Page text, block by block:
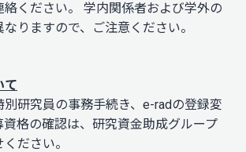
絡ください。 学内関係者および学外の
りますので、ご注意ください。
て
研究員の事務手続き、e-radの登録変
資格の確認は、研究資金助成グループ
ださい。